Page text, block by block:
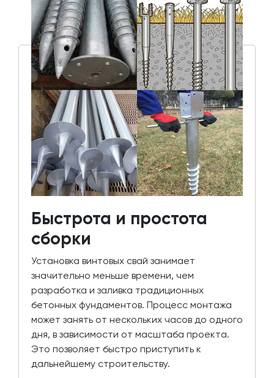
Быстрота и простота
сборки
Установка винтовых свай занимает
значительно меньше времени, чем
разработка и заливка традиционных
бетонных фундаментов. Процесс монтажа
может занять от нескольких часов до одного
дня, в зависимости от масштаба проекта.
Это позволяет быстро приступить к
дальнейшему строительству.